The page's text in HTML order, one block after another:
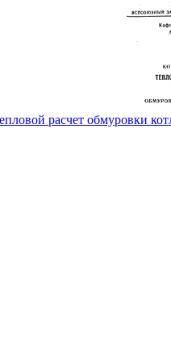
расчет обмуровки